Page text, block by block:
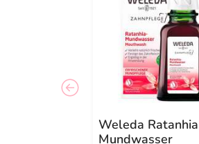
Weleda
Mundwasser